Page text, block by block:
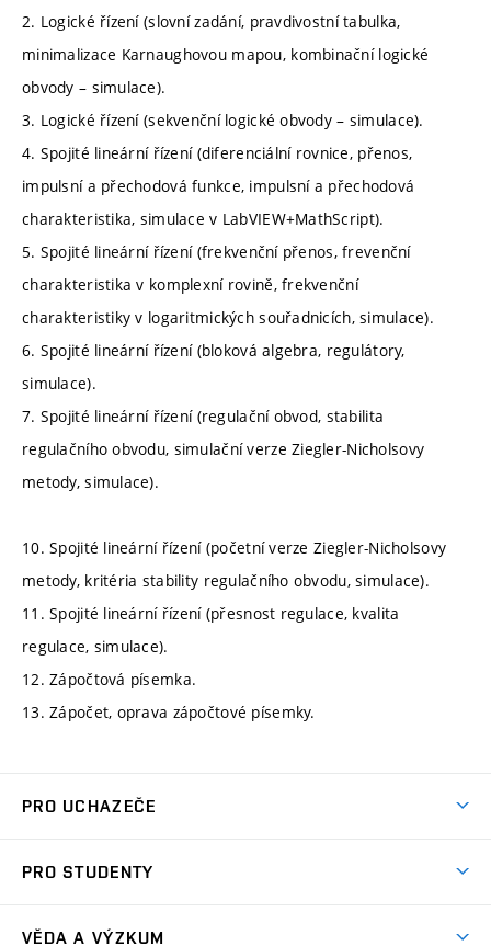
2. Logické řízení (slovní zadání, pravdivostní tabulka,
minimalizace Karnaughovou mapou, kombinační logické
obvody – simulace).
3. Logické řízení (sekvenční logické obvody – simulace).
4. Spojité lineární řízení (diferenciální rovnice, přenos,
impulsní a přechodová funkce, impulsní a přechodová
charakteristika, simulace v LabVIEW+MathScript).
5. Spojité lineární řízení (frekvenční přenos, frevenční
charakteristika v komplexní rovině, frekvenční
charakteristiky v logaritmických souřadnicích, simulace).
6. Spojité lineární řízení (bloková algebra, regulátory,
simulace).
7. Spojité lineární řízení (regulační obvod, stabilita
regulačního obvodu, simulační verze Ziegler-Nicholsovy
metody, simulace).
10. Spojité lineární řízení (početní verze Ziegler-Nicholsovy
metody, kritéria stability regulačního obvodu, simulace).
11. Spojité lineární řízení (přesnost regulace, kvalita
regulace, simulace).
12. Zápočtová písemka.
13. Zápočet, oprava zápočtové písemky.
PRO UCHAZEČE
Ambasadoři studia
PRO STUDENTY
VĚDA A VÝZKUM